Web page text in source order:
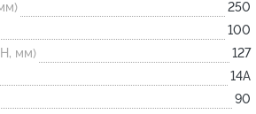
250
100
мм)
127
14А
90